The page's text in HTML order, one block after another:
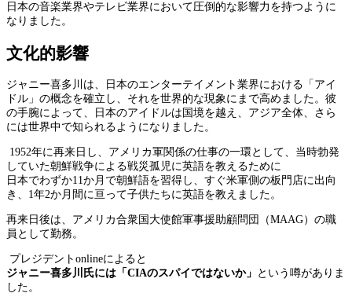
日本の音楽業界やテレビ業界において圧倒的な影響力を持つように
なりました。
文化的影響
ジャニー喜多川は、日本のエンターテイメント業界における「アイ
ドル」の概念を確立し、それを世界的な現象にまで高めました。彼
の手腕によって、日本のアイドルは国境を越え、アジア全体、さら
には世界中で知られるようになりました。
1952年に再来日し、アメリカ軍関係の仕事の一環として、当時勃発
していた朝鮮戦争による戦災孤児に英語を教えるために
日本でわずか11か月で朝鮮語を習得し、すぐ米軍側の板門店に出向
き、1年2か月間に亘って子供たちに英語を教えました。
再来日後は、アメリカ合衆国大使館軍事援助顧問団（MAAG）の職
員として勤務。
プレジデントonlineによると
ジャニー喜多川氏には「CIAのスパイではないか」 という噂がありま
した。